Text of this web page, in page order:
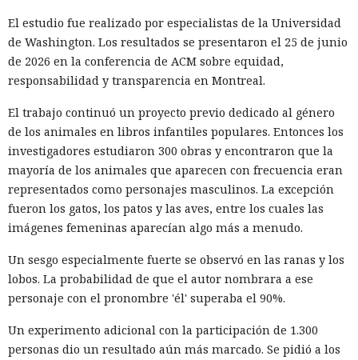
El estudio fue realizado por especialistas de la Universidad
de Washington. Los resultados se presentaron el 25 de junio
de 2026 en la conferencia de ACM sobre equidad,
responsabilidad y transparencia en Montreal.
El trabajo continuó un proyecto previo dedicado al género
de los animales en libros infantiles populares. Entonces los
investigadores estudiaron 300 obras y encontraron que la
mayoría de los animales que aparecen con frecuencia eran
representados como personajes masculinos. La excepción
fueron los gatos, los patos y las aves, entre los cuales las
imágenes femeninas aparecían algo más a menudo.
Un sesgo especialmente fuerte se observó en las ranas y los
lobos. La probabilidad de que el autor nombrara a ese
personaje con el pronombre 'él' superaba el 90%.
Un experimento adicional con la participación de 1.300
personas dio un resultado aún más marcado. Se pidió a los